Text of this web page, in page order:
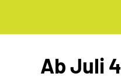
Ab Juli